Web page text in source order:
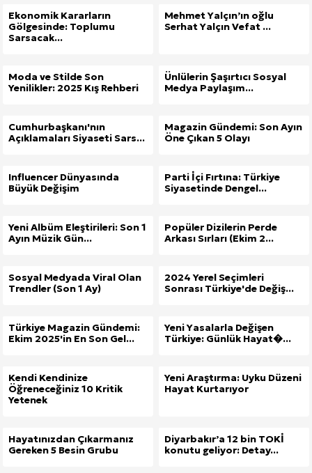
Ekonomik Kararların
Gölgesinde: Toplumu
Sarsacak...
Mehmet Yalçın’ın oğlu
Serhat Yalçın Vefat ...
Moda ve Stilde Son
Yenilikler: 2025 Kış Rehberi
Ünlülerin Şaşırtıcı Sosyal
Medya Paylaşım...
Cumhurbaşkanı'nın
Açıklamaları Siyaseti Sars...
Magazin Gündemi: Son Ayın
Öne Çıkan 5 Olayı
Influencer Dünyasında
Büyük Değişim
Parti İçi Fırtına: Türkiye
Siyasetinde Dengel...
Yeni Albüm Eleştirileri: Son 1
Ayın Müzik Gün...
Popüler Dizilerin Perde
Arkası Sırları (Ekim 2...
Sosyal Medyada Viral Olan
Trendler (Son 1 Ay)
2024 Yerel Seçimleri
Sonrası Türkiye'de Değiş...
Türkiye Magazin Gündemi:
Ekim 2025'in En Son Gel...
Yeni Yasalarla Değişen
Türkiye: Günlük Hayat�...
Kendi Kendinize
Öğreneceğiniz 10 Kritik
Yetenek
Yeni Araştırma: Uyku Düzeni
Hayat Kurtarıyor
Hayatınızdan Çıkarmanız
Gereken 5 Besin Grubu
Diyarbakır’a 12 bin TOKİ
konutu geliyor: Detay...